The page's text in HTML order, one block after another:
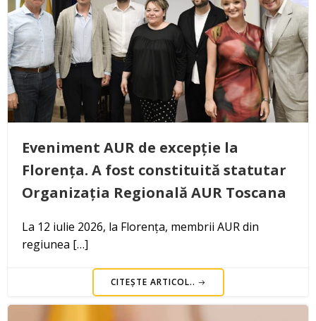
Eveniment AUR de excepție la
Florența. A fost constituită statutar
Organizația Regională AUR Toscana
La 12 iulie 2026, la Florența, membrii AUR din
regiunea […]
CITEȘTE ARTICOL..